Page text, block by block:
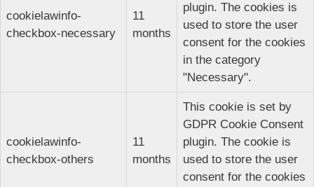
cookielawinfo-
checkbox-necessary
11
months
plugin. The cookies is
used to store the user
consent for the cookies
in the category
"Necessary".
cookielawinfo-
checkbox-others
11
months
This cookie is set by
GDPR Cookie Consent
plugin. The cookie is
used to store the user
consent for the cookies